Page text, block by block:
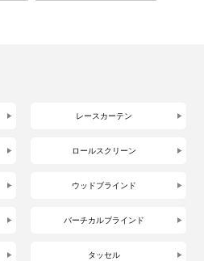
レースカーテン
ロールスクリーン
ウッドブラインド
バーチカルブラインド
タッセル